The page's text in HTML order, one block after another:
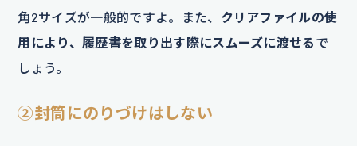
角2サイズが一般的ですよ。また、 クリアファイルの使
用により、履歴書を取り出す際にスムーズに渡せる で
しょう。
②封筒にのりづけはしない